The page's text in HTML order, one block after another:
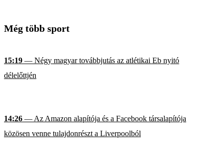
Még több sport
15:19 — Négy magyar továbbjutás az atlétikai Eb nyitó
délelőttjén
14:26 — Az Amazon alapítója és a Facebook társalapítója
közösen venne tulajdonrészt a Liverpoolból